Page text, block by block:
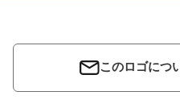
このロゴにつ